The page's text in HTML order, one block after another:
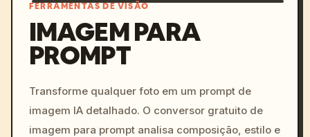
colors, 8k --v 6.0
FERRAMENTAS DE VISÃO
IMAGEM PARA
PROMPT
Transforme qualquer foto em um prompt de
imagem IA detalhado. O conversor gratuito de
imagem para prompt analisa composição, estilo e